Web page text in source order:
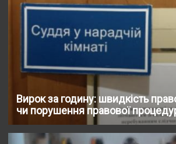
Вирок за годину: швидкість
чи порушення правової